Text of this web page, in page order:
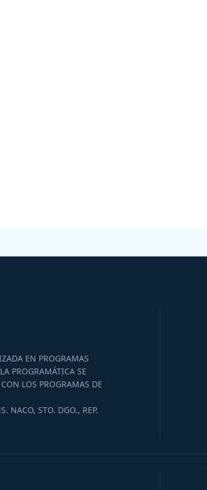
EN PROGRAMAS
PROGRAMÁTICA SE
LOS PROGRAMAS DE
NACO, STO. DGO., REP.